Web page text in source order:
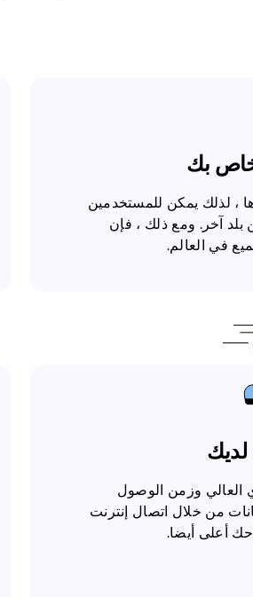
، لذلك يمكن للمستخدمين
آخر. ومع ذلك ، فإن
في العالم.
لديك
العالي وزمن الوصول
من خلال اتصال إنترنت
أعلى أيضا.